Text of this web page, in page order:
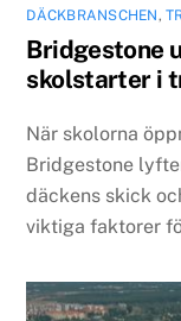
DÄCKBRANSCHEN,
Bridgestone
skolstarter i
När skolorna
Bridgestone
däckens skick
viktiga faktorer